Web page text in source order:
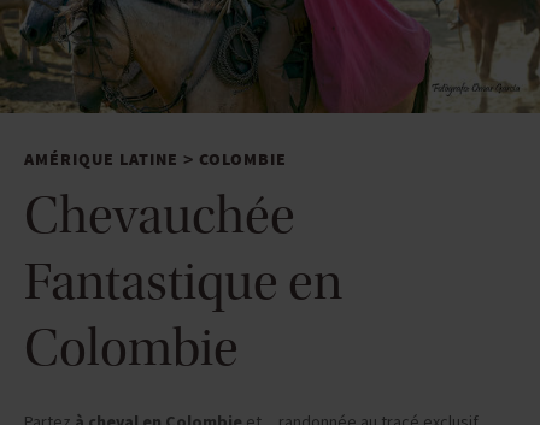
AMÉRIQUE LATINE > COLOMBIE
Chevauchée
Fantastique en
Colombie